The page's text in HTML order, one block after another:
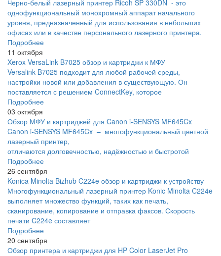
Черно-белый лазерный принтер Ricoh SP 330DN - это
однофункциональный монохромный аппарат начального
уровня, предназначенный для использования в небольших
офисах или в качестве персонального лазерного принтера.
Подробнее
11 октября
Xerox VersaLink B7025 обзор и картриджи к МФУ
Versalink B7025 подходит для любой рабочей среды,
настройки новой или добавления в существующую. Он
поставляется с решением ConnectKey, которое
Подробнее
03 октября
Обзор МФУ и картриджей для Canon i-SENSYS MF645Cx
Canon i-SENSYS MF645Cx – многофункциональный цветной
лазерный принтер,
отличаются долговечностью, надёжностью и быстротой
Подробнее
26 сентября
Konica Minolta Bizhub C224e обзор и картриджи к устройству
Многофункциональный лазерный принтер Konic Minolta C224e
выполняет множество функций, таких как печать,
сканирование, копирование и отправка факсов. Скорость
печати C224e составляет
Подробнее
20 сентября
Обзор принтера и картриджи для HP Color LaserJet Pro